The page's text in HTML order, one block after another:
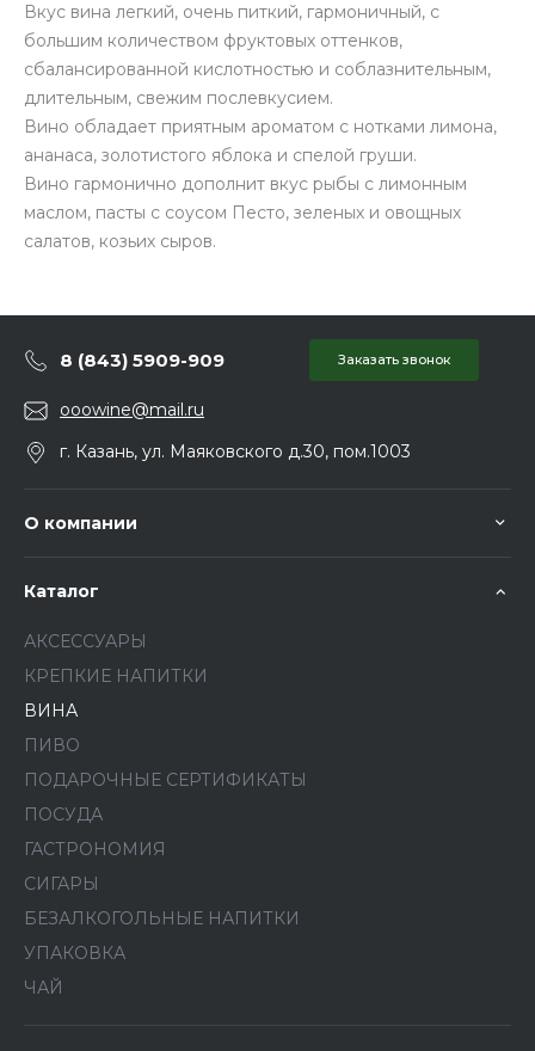
Вкус вина легкий, очень питкий, гармоничный, с
большим количеством фруктовых оттенков,
сбалансированной кислотностью и соблазнительным,
длительным, свежим послевкусием.
Вино обладает приятным ароматом с нотками лимона,
ананаса, золотистого яблока и спелой груши.
Вино гармонично дополнит вкус рыбы с лимонным
маслом, пасты с соусом Песто, зеленых и овощных
салатов, козьих сыров.
8 (843) 5909-909 Заказать звонок
ooowine@mail.ru
г. Казань, ул. Маяковского д.30, пом.1003
О компании
Каталог
АКСЕССУАРЫ
КРЕПКИЕ НАПИТКИ
ВИНА
ПИВО
ПОДАРОЧНЫЕ СЕРТИФИКАТЫ
ПОСУДА
ГАСТРОНОМИЯ
СИГАРЫ
БЕЗАЛКОГОЛЬНЫЕ НАПИТКИ
УПАКОВКА
ЧАЙ